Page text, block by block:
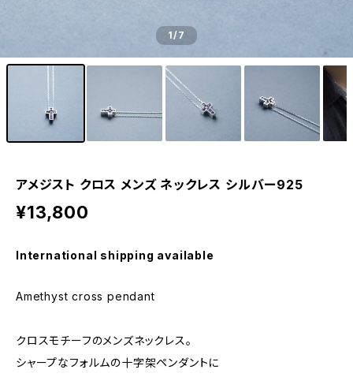
1/7
アメジスト クロス メンズ ネックレス シルバー925
¥13,800
International shipping available
Amethyst cross pendant
クロスモチーフのメンズネックレス。
シャープなフォルムの十字架ペンダントに